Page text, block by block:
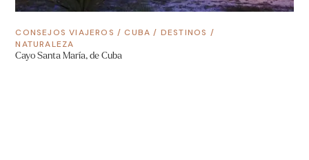
CONSEJOS VIAJEROS /CUBA / DESTINOS /
NATURALEZA
Cayo Santa María, de Cuba